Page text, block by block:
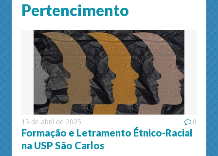
Pertencimento
15 de abril de 2025 0
Formação e Letramento Étnico-Racial
na USP São Carlos